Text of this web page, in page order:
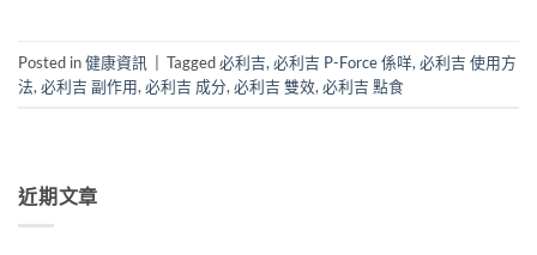
Posted in健康資訊 Tagged必利吉, 必利吉 P-Force 係咩, 必利吉 使用方
法, 必利吉 副作用, 必利吉 成分, 必利吉 雙效, 必利吉 點食
近期文章